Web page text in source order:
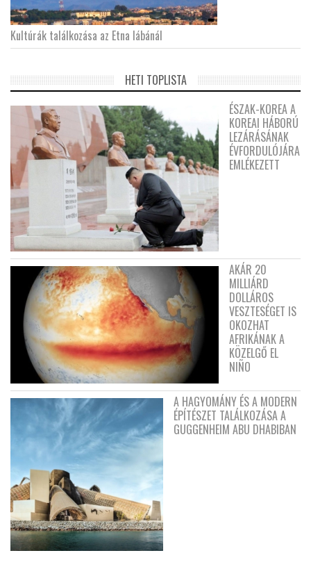
Kultúrák találkozása az Etna lábánál
HETI TOPLISTA
ÉSZAK-KOREA A
KOREAI HÁBORÚ
LEZÁRÁSÁNAK
ÉVFORDULÓJÁRA
EMLÉKEZETT
AKÁR 20
MILLIÁRD
DOLLÁROS
VESZTESÉGET IS
OKOZHAT
AFRIKÁNAK A
KÖZELGŐ EL
NIÑO
A HAGYOMÁNY ÉS A MODERN
ÉPÍTÉSZET TALÁLKOZÁSA A
GUGGENHEIM ABU DHABIBAN